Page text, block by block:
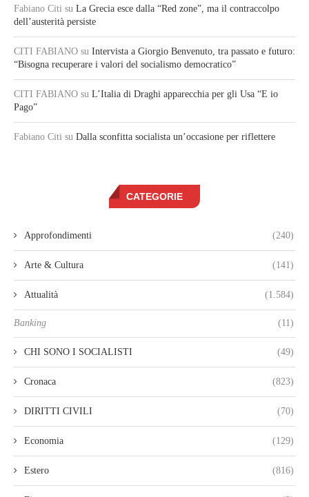
Fabiano Citi su La Grecia esce dalla “Red zone”, ma il contraccolpo
dell’austerità persiste
CITI FABIANO su Intervista a Giorgio Benvenuto, tra passato e futuro:
“Bisogna recuperare i valori del socialismo democratico”
CITI FABIANO su L’Italia di Draghi apparecchia per gli Usa “E io
Pago”
Fabiano Citi su Dalla sconfitta socialista un’occasione per riflettere
CATEGORIE
Approfondimenti (240)
Arte & Cultura (141)
Attualità (1.584)
Banking (11)
CHI SONO I SOCIALISTI (49)
Cronaca (823)
DIRITTI CIVILI (70)
Economia (129)
Estero (816)